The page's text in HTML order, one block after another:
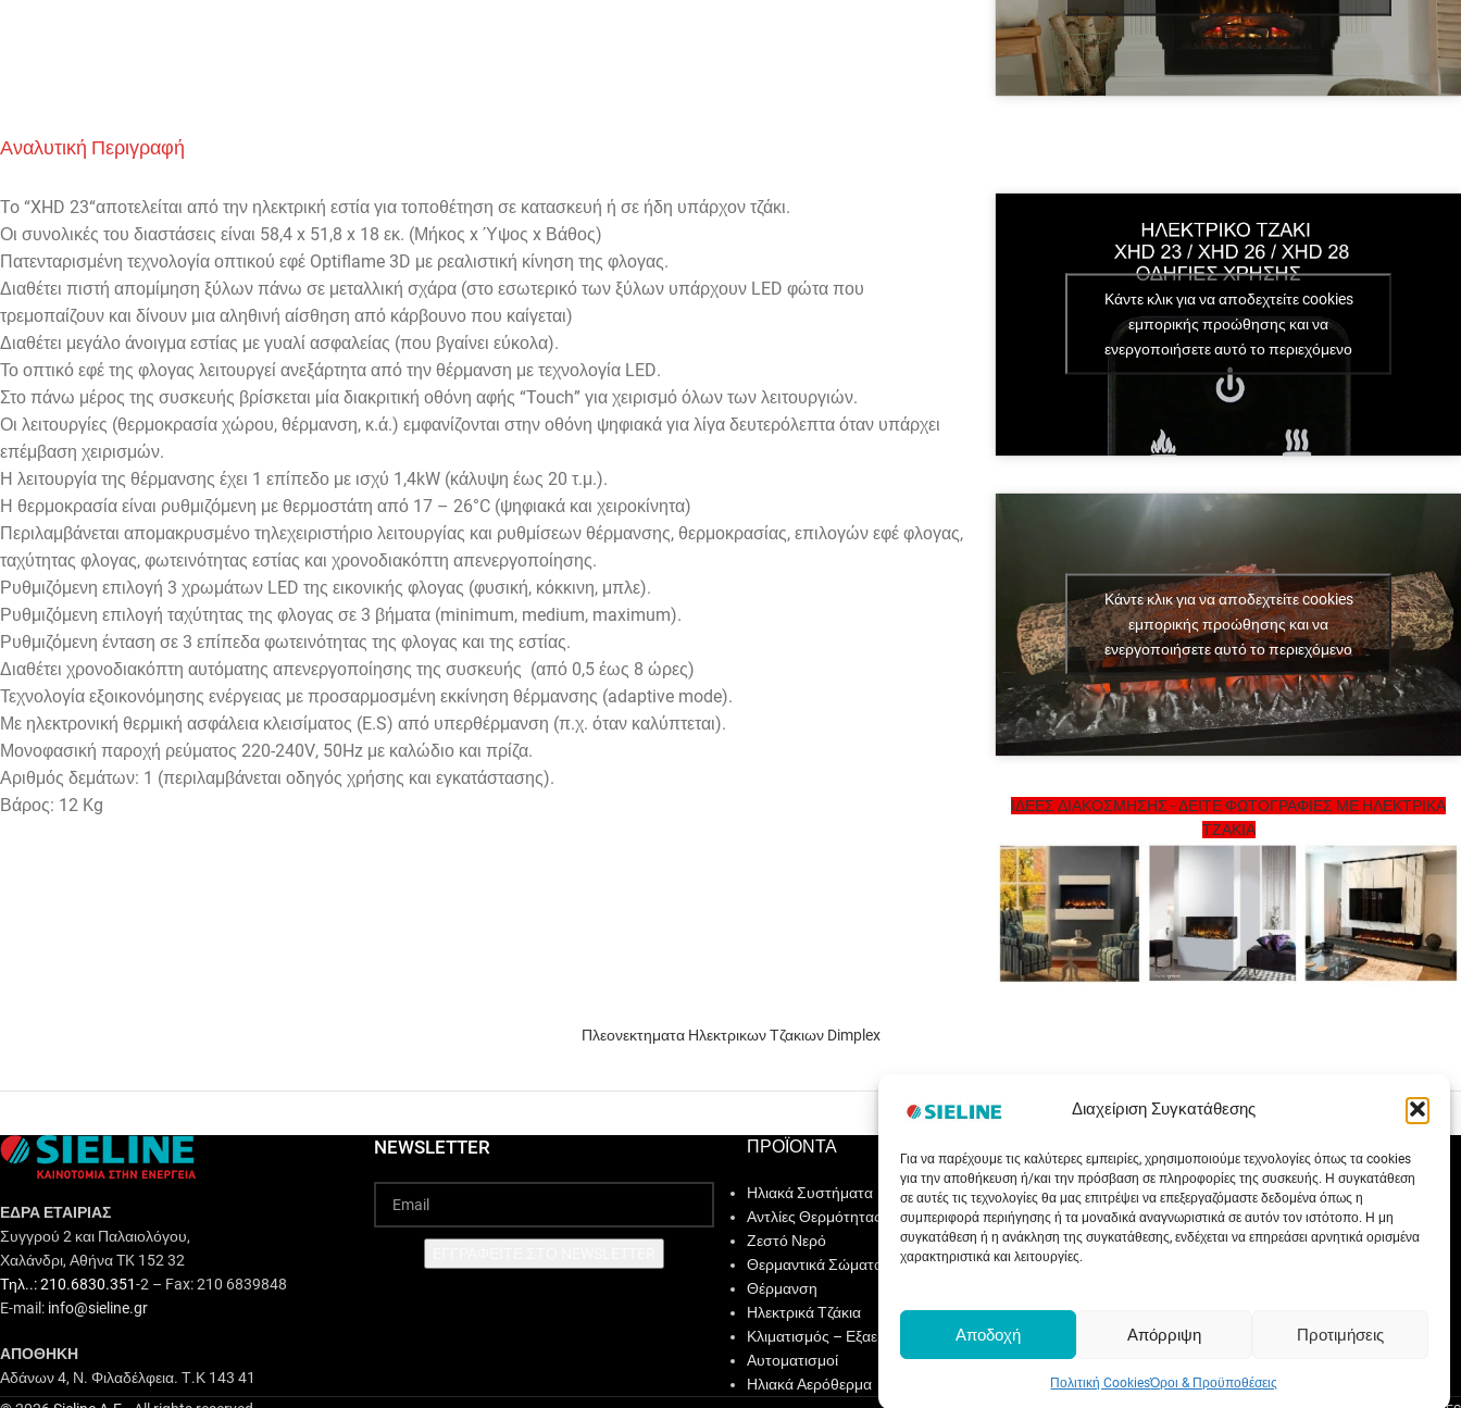
Διαχείριση Συγκατάθεσης
Για να παρέχουμε τις καλύτερες εμπειρίες, χρησιμοποιούμε τεχνολογίες όπως τα cookies
για την αποθήκευση ή/και την πρόσβαση σε πληροφορίες της συσκευής. Η συγκατάθεση
σε αυτές τις τεχνολογίες θα μας επιτρέψει να επεξεργαζόμαστε δεδομένα όπως η
συμπεριφορά περιήγησης ή τα μοναδικά αναγνωριστικά σε αυτόν τον ιστότοπο. Η μη
συγκατάθεση ή η ανάκληση της συγκατάθεσης, ενδέχεται να επηρεάσει αρνητικά ορισμένα
χαρακτηριστικά και λειτουργίες.
Αποδοχή Απόρριψη Προτιμήσεις
Πολιτική CookiesΌροι & Προϋποθέσεις
Αναλυτική Περιγραφή
To “XHD 23“αποτελείται από την ηλεκτρική εστία για τοποθέτηση σε κατασκευή ή σε ήδη υπάρχον τζάκι.
Οι συνολικές του διαστάσεις είναι 58,4 x 51,8 x 18 εκ. (Μήκος x Ύψος x Βάθος)
Πατενταρισμένη τεχνολογία οπτικού εφέ Optiflame 3D με ρεαλιστική κίνηση της φλογας.
Διαθέτει πιστή απομίμηση ξύλων πάνω σε μεταλλική σχάρα (στο εσωτερικό των ξύλων υπάρχουν LED φώτα που
τρεμοπαίζουν και δίνουν μια αληθινή αίσθηση από κάρβουνο που καίγεται)
Διαθέτει μεγάλο άνοιγμα εστίας με γυαλί ασφαλείας (που βγαίνει εύκολα).
Το οπτικό εφέ της φλογας λειτουργεί ανεξάρτητα από την θέρμανση με τεχνολογία LED.
Στο πάνω μέρος της συσκευής βρίσκεται μία διακριτική οθόνη αφής “Touch” για χειρισμό όλων των λειτουργιών.
Οι λειτουργίες (θερμοκρασία χώρου, θέρμανση, κ.ά.) εμφανίζονται στην οθόνη ψηφιακά για λίγα δευτερόλεπτα όταν υπάρχει
επέμβαση χειρισμών.
Η λειτουργία της θέρμανσης έχει 1 επίπεδο με ισχύ 1,4kW (κάλυψη έως 20 τ.μ.).
Η θερμοκρασία είναι ρυθμιζόμενη με θερμοστάτη από 17 – 26°C (ψηφιακά και χειροκίνητα)
Περιλαμβάνεται απομακρυσμένο τηλεχειριστήριο λειτουργίας και ρυθμίσεων θέρμανσης, θερμοκρασίας, επιλογών εφέ φλογας,
ταχύτητας φλογας, φωτεινότητας εστίας και χρονοδιακόπτη απενεργοποίησης.
Ρυθμιζόμενη επιλογή 3 χρωμάτων LED της εικονικής φλογας (φυσική, κόκκινη, μπλε).
Ρυθμιζόμενη επιλογή ταχύτητας της φλογας σε 3 βήματα (minimum, medium, maximum).
Ρυθμιζόμενη ένταση σε 3 επίπεδα φωτεινότητας της φλογας και της εστίας.
Διαθέτει χρονοδιακόπτη αυτόματης απενεργοποίησης της συσκευής (από 0,5 έως 8 ώρες)
Τεχνολογία εξοικονόμησης ενέργειας με προσαρμοσμένη εκκίνηση θέρμανσης (adaptive mode).
Με ηλεκτρονική θερμική ασφάλεια κλεισίματος (E.S) από υπερθέρμανση (π.χ. όταν καλύπτεται).
Μονοφασική παροχή ρεύματος 220-240V, 50Hz με καλώδιο και πρίζα.
Αριθμός δεμάτων: 1 (περιλαμβάνεται οδηγός χρήσης και εγκατάστασης).
Βάρος: 12 Kg
Κάντε κλικ για να αποδεχτείτε cookies
εμπορικής προώθησης και να
ενεργοποιήσετε αυτό το περιεχόμενο
Κάντε κλικ για να αποδεχτείτε cookies
εμπορικής προώθησης και να
ενεργοποιήσετε αυτό το περιεχόμενο
ΙΔΕΕΣ ΔΙΑΚΟΣΜΗΣΗΣ - ΔΕΙΤΕ ΦΩΤΟΓΡΑΦΙΕΣ ΜΕ ΗΛΕΚΤΡΙΚΑ
ΤΖΑΚΙΑ
Πλεονεκτηματα Ηλεκτρικων Τζακιων Dimplex
ΕΔΡΑ ΕΤΑΙΡΙΑΣ
Συγγρού 2 και Παλαιολόγου,
Χαλάνδρι, Αθήνα TK 152 32
Τηλ..: 210.6830.351-2 – Fax: 210 6839848
E-mail: info@sieline.gr
ΑΠΟΘΗΚΗ
Αδάνων 4, Ν. Φιλαδέλφεια. Τ.Κ 143 41
NEWSLETTER ΠΡΟΪΟΝΤΑ
Ηλιακά Συστήματα
Αντλίες Θερμότητας
Ζεστό Νερό
Θερμαντικά Σώματα
Θέρμανση
Ηλεκτρικά Τζάκια
Κλιματισμός – Εξαερισμός
Αυτοματισμοί
Ηλιακά Αερόθερμα
Ενημερωτικά Άρθρα
Γνωρίζετε ότι…
Συνεντεύξεις
Εκθέσεις
Εξοικονομώ Αυτονομώ
Επιδότηση Ηλιακού 2023
Εγγραφή Συνεργάτη
Τεχνική Υποστήριξη
Εκπαιδευτικά Σεμινάρια